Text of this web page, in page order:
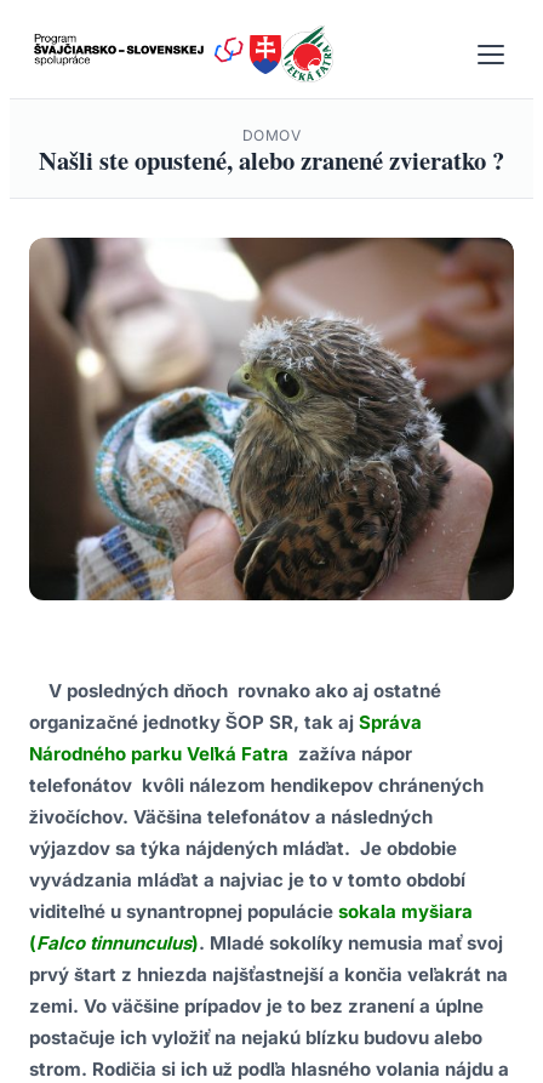
DOMOV
Našli ste opustené, alebo zranené zvieratko ?
V posledných dňoch rovnako ako aj ostatné
organizačné jednotky ŠOP SR, tak aj Správa
Národného parku Veľká Fatra zažíva nápor
telefonátov kvôli nálezom hendikepov chránených
živočíchov. Väčšina telefonátov a následných
výjazdov sa týka nájdených mláďat. Je obdobie
vyvádzania mláďat a najviac je to v tomto období
viditeľné u synantropnej populácie sokala myšiara
(Falco tinnunculus). Mladé sokolíky nemusia mať svoj
prvý štart z hniezda najšťastnejší a končia veľakrát na
zemi. Vo väčšine prípadov je to bez zranení a úplne
postačuje ich vyložiť na nejakú blízku budovu alebo
strom. Rodičia si ich už podľa hlasného volania nájdu a